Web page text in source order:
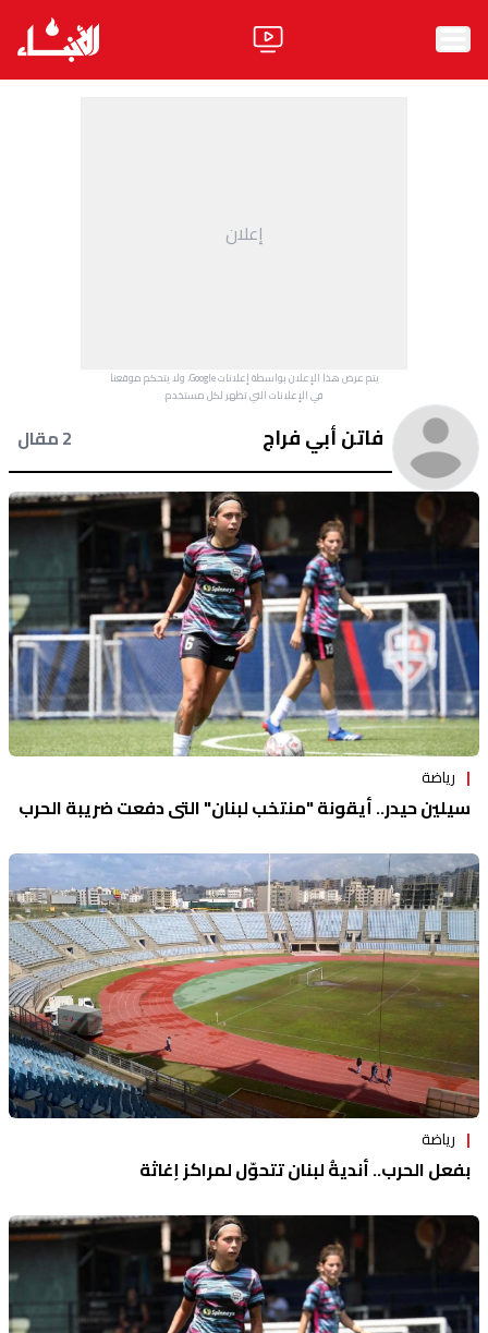
ثقافة ومجتمع
منوعات
ابحث
إعلان
يتم عرض هذا الإعلان بواسطة إعلانات Google، ولا يتحكم موقعنا
في الإعلانات التي تظهر لكل مستخدم.
فاتن أبي فراج 2 مقال
رياضة
سيلين حيدر.. أيقونة "منتخب لبنان" التي دفعت ضريبة الحرب
رياضة
بفعل الحرب.. أنديةُ لبنان تتحوّل لمراكزِ إغاثة